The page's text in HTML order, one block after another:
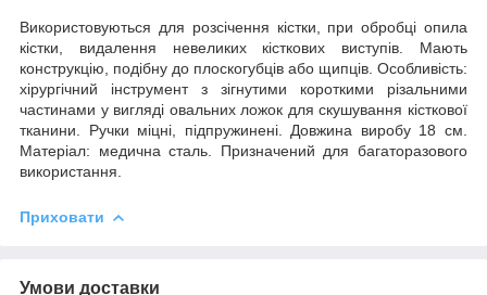
Використовуються для розсічення кістки, при обробці опила
кістки, видалення невеликих кісткових виступів. Мають
конструкцію, подібну до плоскогубців або щипців. Особливість:
хірургічний інструмент з зігнутими короткими різальними
частинами у вигляді овальних ложок для скушування кісткової
тканини. Ручки міцні, підпружинені. Довжина виробу 18 см.
Матеріал: медична сталь. Призначений для багаторазового
використання.
Приховати
Умови доставки